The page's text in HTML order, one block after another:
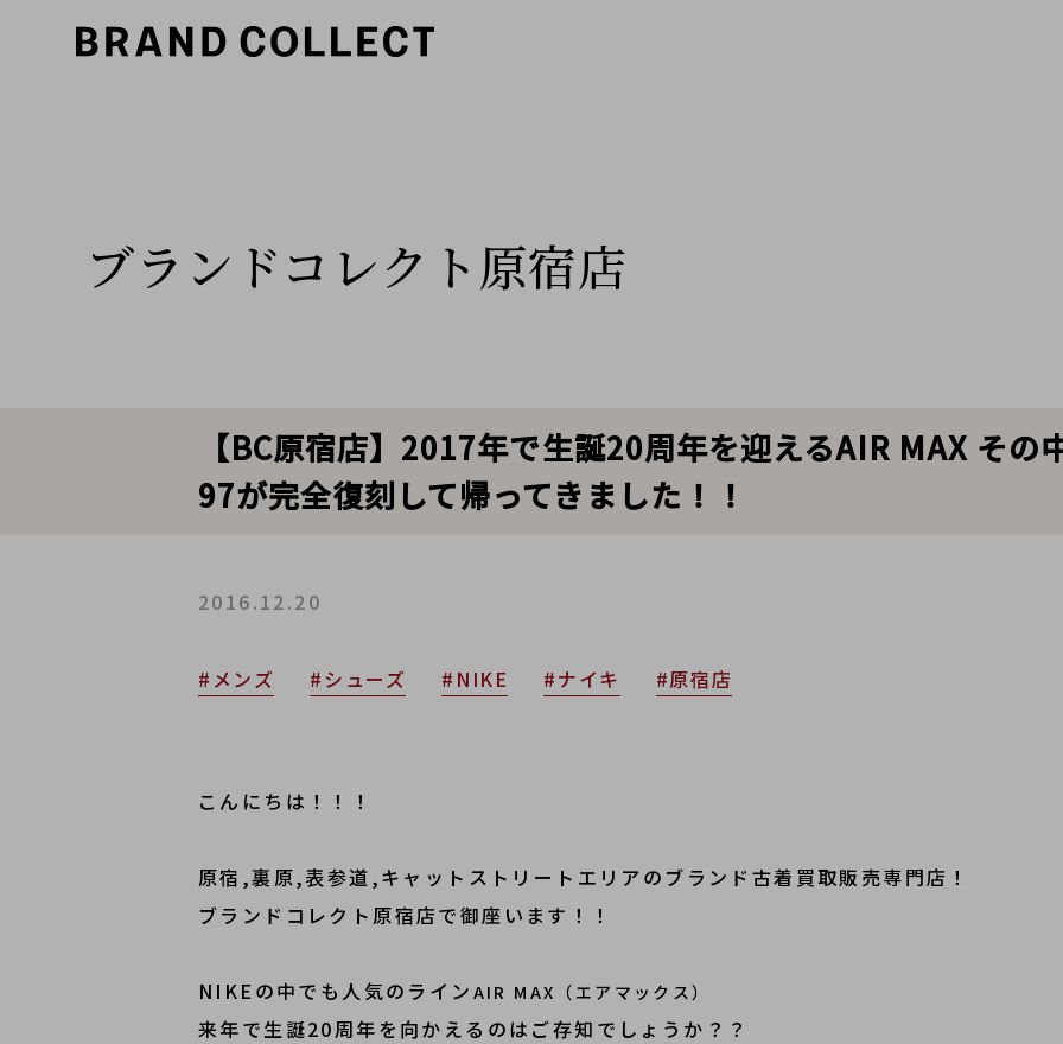
ブランドコレクト原宿店
【BC原宿店】2017年で生誕20周年を迎えるAIR MAX そ
97が完全復刻して帰ってきました！！
2016.12.20
#メンズ #シューズ #NIKE #ナイキ #原宿店
こんにちは！！！
原宿,裏原,表参道,キャットストリートエリアのブランド古着買取販売専門店！
ブランドコレクト原宿店で御座います！！
NIKEの中でも人気のライン AIR MAX（エアマックス）
来年で生誕20周年を向かえるのはご存知でしょうか？？